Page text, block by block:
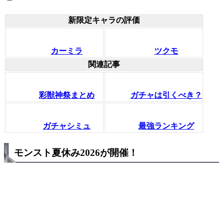
新限定キャラの評価
カーミラ
ツクモ
関連記事
彩獣神祭まとめ ガチャは引くべき？
ガチャシミュ 最強ランキング
モンスト夏休み2026が開催！